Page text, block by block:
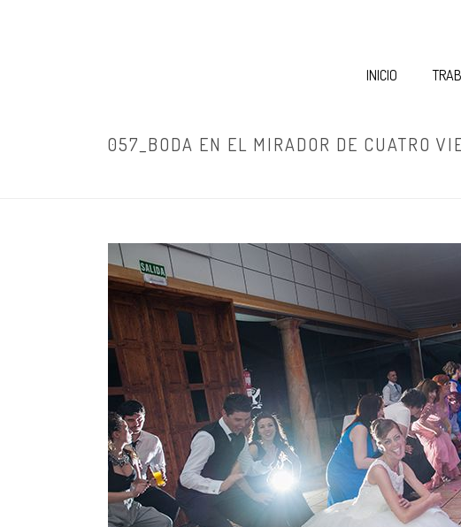
INICIO
057_BODA EN EL MIRADOR DE CUATRO